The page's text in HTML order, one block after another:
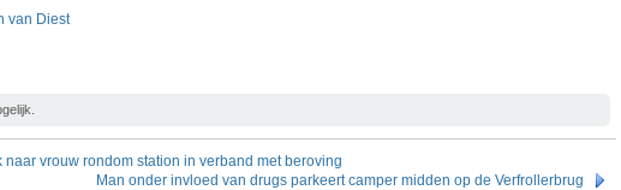
van Diest
naar vrouw rondom station in verband met beroving
Man onder invloed van drugs parkeert camper midden op de Verfrollerbrug